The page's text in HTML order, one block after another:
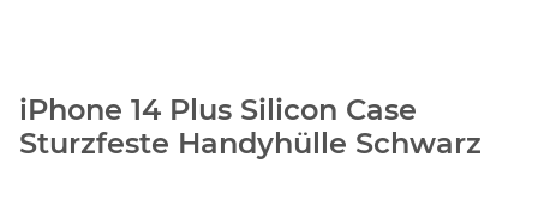
iPhone 14 Plus Silicon Case
Sturzfeste Handyhülle Schwarz